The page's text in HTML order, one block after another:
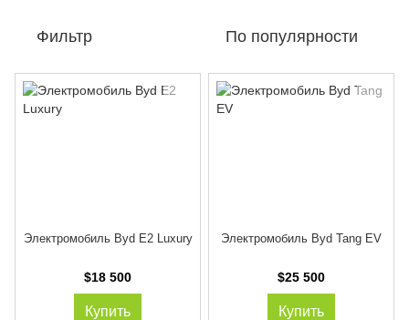
Фильтр По популярности
Электромобиль Byd E2 Luxury
$18 500
Купить
Электромобиль Byd Tang EV
$25 500
Купить